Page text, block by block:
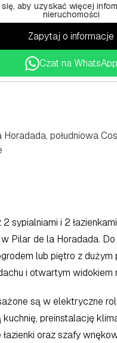
aby uzyskać więcej
nieruchomości
Zapytaj o informacje
Czat na WhatsApp
Horadada, południowa
sypialniami i 2
w Pilar de la Horadada.
lub piętro z dużym
i otwartym widokiem
są w elektryczne
preinstalację
oraz szafy